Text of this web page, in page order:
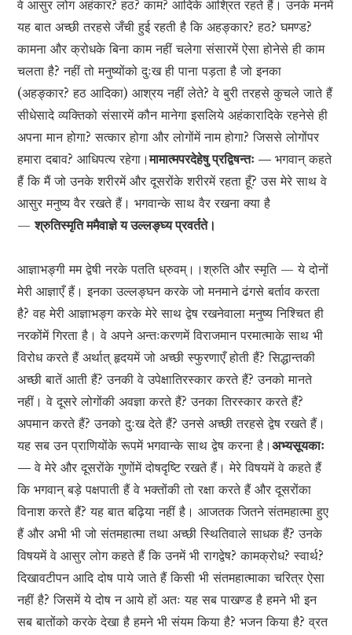
वे आसुर लोग अहंकार? हठ? काम? आदिके आश्रित रहते हैं। उनके मनमें
यह बात अच्छी तरहसे जँची हुई रहती है कि अहङ्कार? हठ? घमण्ड?
कामना और क्रोधके बिना काम नहीं चलेगा संसारमें ऐसा होनेसे ही काम
चलता है? नहीं तो मनुष्योंको दुःख ही पाना पड़ता है जो इनका
(अहङ्कार? हठ आदिका) आश्रय नहीं लेते? वे बुरी तरहसे कुचले जाते हैं
सीधेसादे व्यक्तिको संसारमें कौन मानेगा इसलिये अहंकारादिके रहनेसे ही
अपना मान होगा? सत्कार होगा और लोगोंमें नाम होगा? जिससे लोगोंपर
हमारा दबाव? आधिपत्य रहेगा।मामात्मपरदेहेषु प्रद्विषन्तः —भगवान् कहते
हैं कि मैं जो उनके शरीरमें और दूसरोंके शरीरमें रहता हूँ? उस मेरे साथ वे
आसुर मनुष्य वैर रखते हैं। भगवान्के साथ वैर रखना क्या है
—श्रुतिस्मृति ममैवाज्ञे य उल्लङ्घ्य प्रवर्तते।
आज्ञाभङ्गी मम द्वेषी नरके पतति ध्रुवम्।।श्रुति और स्मृति — ये दोनों
मेरी आज्ञाएँ हैं। इनका उल्लङ्घन करके जो मनमाने ढंगसे बर्ताव करता
है? वह मेरी आज्ञाभङ्ग करके मेरे साथ द्वेष रखनेवाला मनुष्य निश्चित ही
नरकोंमें गिरता है। वे अपने अन्तःकरणमें विराजमान परमात्माके साथ भी
विरोध करते हैं अर्थात् हृदयमें जो अच्छी स्फुरणाएँ होती हैं? सिद्धान्तकी
अच्छी बातें आती हैं? उनकी वे उपेक्षातिरस्कार करते हैं? उनको मानते
नहीं। वे दूसरे लोगोंकी अवज्ञा करते हैं? उनका तिरस्कार करते हैं?
अपमान करते हैं? उनको दुःख देते हैं? उनसे अच्छी तरहसे द्वेष रखते हैं।
यह सब उन प्राणियोंके रूपमें भगवान्के साथ द्वेष करना है।अभ्यसूयकाः
—वे मेरे और दूसरोंके गुणोंमें दोषदृष्टि रखते हैं। मेरे विषयमें वे कहते हैं
कि भगवान् बड़े पक्षपाती हैं वे भक्तोंकी तो रक्षा करते हैं और दूसरोंका
विनाश करते हैं? यह बात बढ़िया नहीं है। आजतक जितने संतमहात्मा हुए
हैं और अभी भी जो संतमहात्मा तथा अच्छी स्थितिवाले साधक हैं? उनके
विषयमें वे आसुर लोग कहते हैं कि उनमें भी रागद्वेष? कामक्रोध? स्वार्थ?
दिखावटीपन आदि दोष पाये जाते हैं किसी भी संतमहात्माका चरित्र ऐसा
नहीं है? जिसमें ये दोष न आये हों अतः यह सब पाखण्ड है हमने भी इन
सब बातोंको करके देखा है हमने भी संयम किया है? भजन किया है? व्रत